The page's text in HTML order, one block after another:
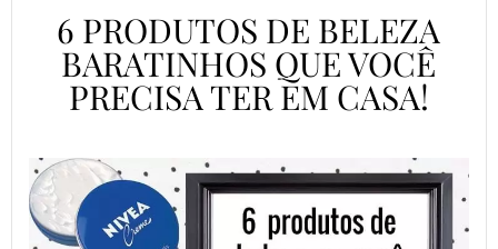
6 PRODUTOS DE BELEZA
BARATINHOS QUE VOCÊ
PRECISA TER EM CASA!